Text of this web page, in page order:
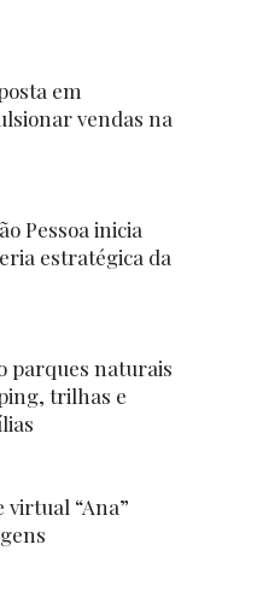
em
vendas na
Pessoa inicia
estratégica da
parques naturais
trilhas e
virtual “Ana”